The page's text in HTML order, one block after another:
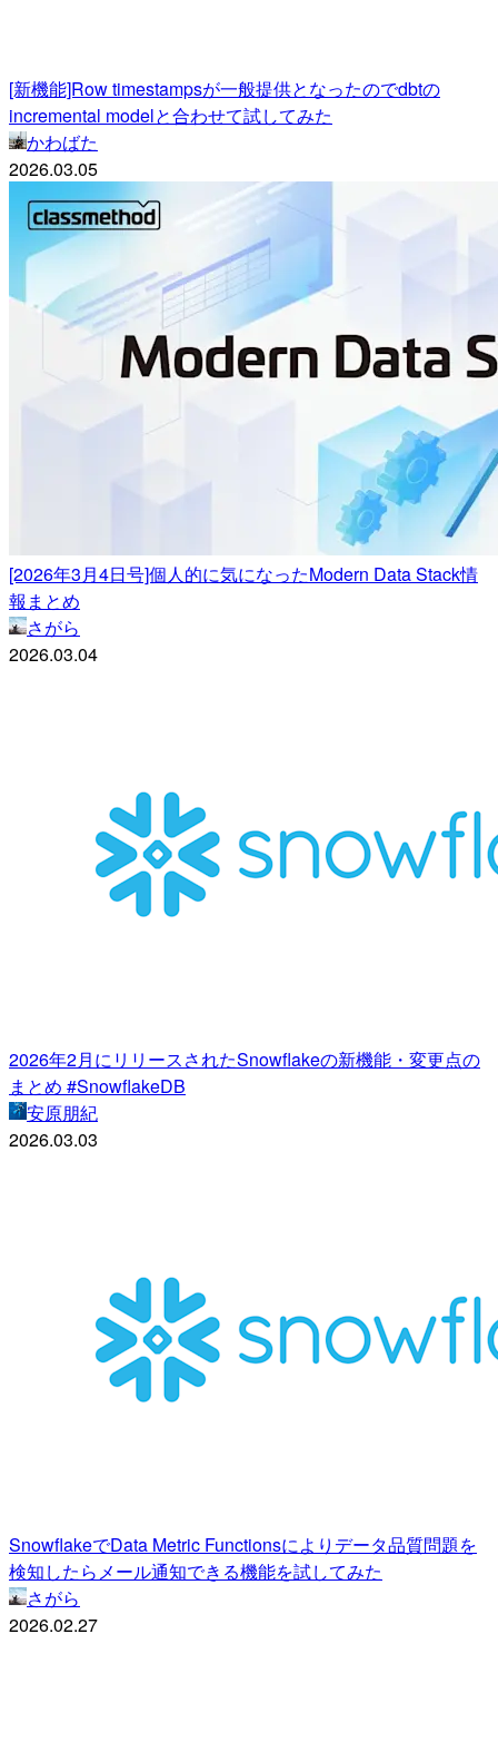
[新機能]Row timestampsが一般提供となったのでdbtの
incremental modelと合わせて試してみた
かわばた
2026.03.05
[2026年3月4日号]個人的に気になったModern Data Stack情
報まとめ
さがら
2026.03.04
2026年2月にリリースされたSnowflakeの新機能・変更点の
まとめ #SnowflakeDB
安原朋紀
2026.03.03
SnowflakeでData Metric Functionsによりデータ品質問題を
検知したらメール通知できる機能を試してみた
さがら
2026.02.27